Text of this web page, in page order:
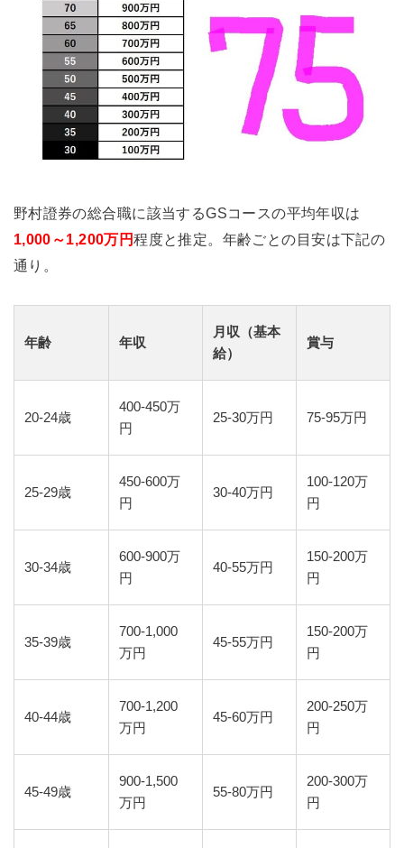
野村證券の総合職に該当するGSコースの平均年収は
1,000～1,200万円程度と推定。年齢ごとの目安は下記の
通り。
年齢 年収
月収（基本
給）
賞与
20-24歳
400-450万
円
25-30万円 75-95万円
25-29歳
450-600万
円
30-40万円
100-120万
円
30-34歳
600-900万
円
40-55万円
150-200万
円
35-39歳
700-1,000
万円
45-55万円
150-200万
円
40-44歳
700-1,200
万円
45-60万円
200-250万
円
45-49歳
900-1,500
万円
55-80万円
200-300万
円